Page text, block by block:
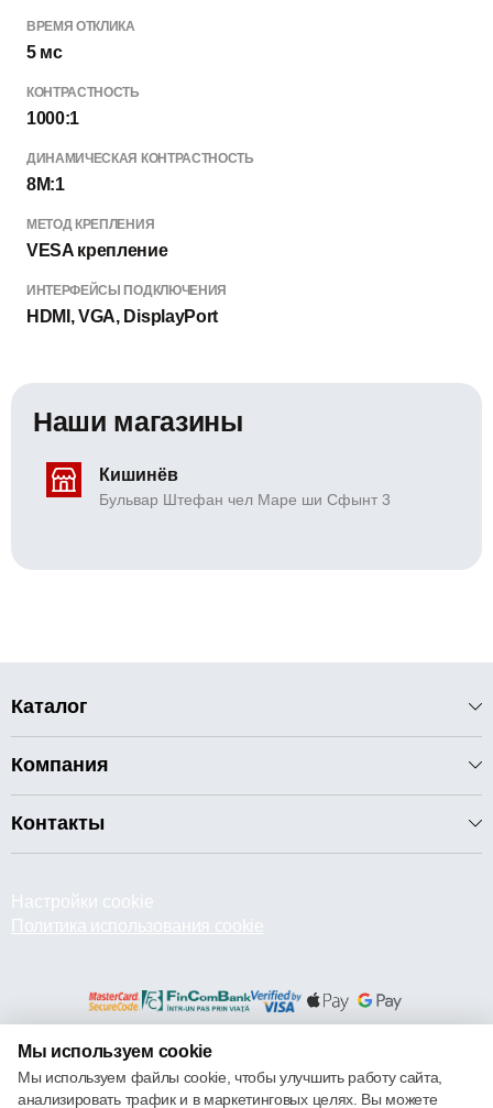
ВРЕМЯ ОТКЛИКА
5 мс
КОНТРАСТНОСТЬ
1000:1
ДИНАМИЧЕСКАЯ КОНТРАСТНОСТЬ
8M:1
МЕТОД КРЕПЛЕНИЯ
VESA крепление
ИНТЕРФЕЙСЫ ПОДКЛЮЧЕНИЯ
HDMI, VGA, DisplayPort
Наши магазины
Кишинёв
Бульвар Штефан чел Маре ши Сфынт 3
Каталог
Компания
Контакты
Настройки cookie
Политика использования cookie
© 2013 – 2026 ECOM
Мы используем cookie
Мы используем файлы cookie, чтобы улучшить работу сайта,
анализировать трафик и в маркетинговых целях. Вы можете